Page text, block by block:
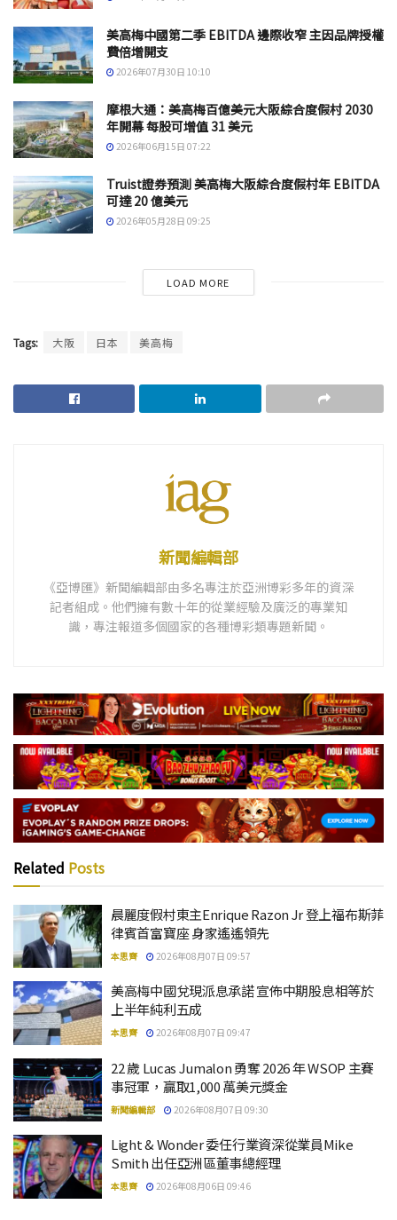
美高梅中國第二季 EBITDA 邊際收窄 主因品牌授權
費倍增開支
2026年07月30日 10:10
摩根大通：美高梅百億美元大阪綜合度假村 2030
年開幕 每股可增值 31 美元
2026年06月15日 07:22
Truist證券預測 美高梅大阪綜合度假村年 EBITDA
可達 20 億美元
2026年05月28日 09:25
LOAD MORE
Tags: 大阪 日本 美高梅
新聞編輯部
《亞博匯》新聞編輯部由多名專注於亞洲博彩多年的資深
記者組成。他們擁有數十年的從業經驗及廣泛的專業知
識，專注報道多個國家的各種博彩類專題新聞。
Related Posts
晨麗度假村東主Enrique Razon Jr 登上福布斯菲
律賓首富寶座 身家遙遙領先
本思齊 2026年08月07日 09:57
美高梅中國兌現派息承諾 宣佈中期股息相等於
上半年純利五成
本思齊 2026年08月07日 09:47
22 歲 Lucas Jumalon 勇奪 2026 年 WSOP 主賽
事冠軍，贏取1,000 萬美元獎金
新聞編輯部 2026年08月07日 09:30
Light & Wonder 委任行業資深從業員Mike
Smith 出任亞洲區董事總經理
本思齊 2026年08月06日 09:46